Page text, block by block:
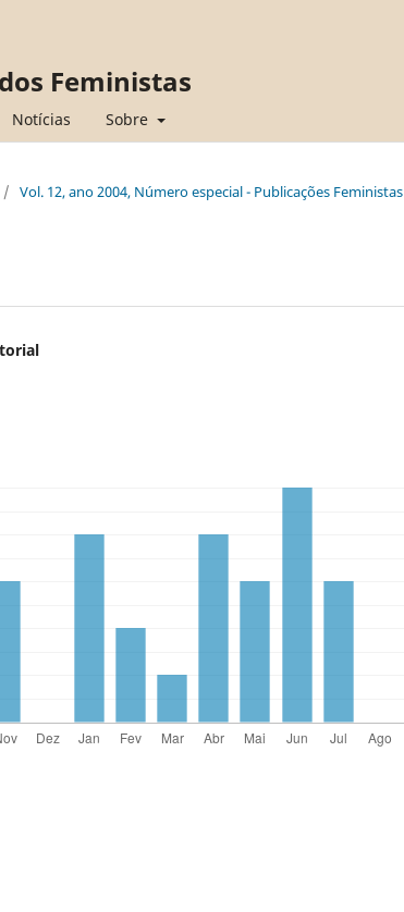
Feministas
Notícias Sobre
/ Vol. 12, ano 2004, Número especial - Publicações Feministas